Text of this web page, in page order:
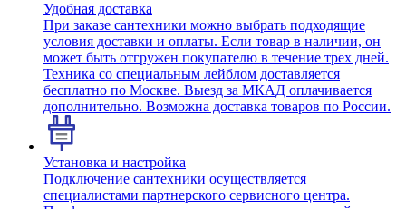
Удобная доставка
При заказе сантехники можно выбрать подходящие
условия доставки и оплаты. Если товар в наличии, он
может быть отгружен покупателю в течение трех дней.
Техника со специальным лейблом доставляется
бесплатно по Москве. Выезд за МКАД оплачивается
дополнительно. Возможна доставка товаров по России.
Установка и настройка
Подключение сантехники осуществляется
специалистами партнерского сервисного центра.